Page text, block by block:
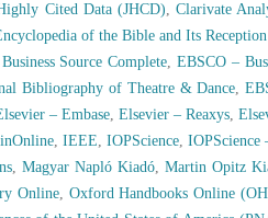
Cited Data (JHCD), Clarivate
of the Bible and Its
Source Complete,EBSCO –
Bibliography of Theatre & Dance,
– Embase, Elsevier – Reaxys,
, IEEE, IOPScience, IOPScience
,Magyar Napló Kiadó, Martin Opitz
Online, Oxford Handbooks Online